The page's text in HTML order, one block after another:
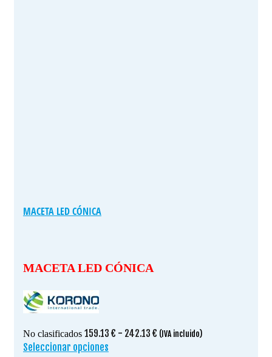
MACETA LED CÓNICA
MACETA LED CÓNICA
No clasificados 159.13 € - 242.13 € Rango
(IVA incluido)
Seleccionar opciones